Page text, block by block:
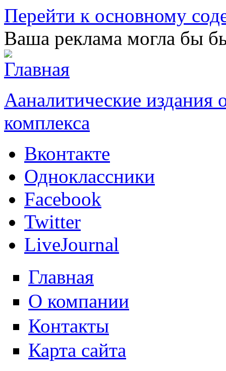
Перейти к основному
Ваша реклама могла бы
Ааналитические
комплекса
Вконтакте
Одноклассники
Facebook
Twitter
LiveJournal
Главная
О компании
Контакты
Карта сайта